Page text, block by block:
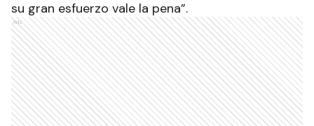
su gran esfuerzo vale la pena”.
Ads